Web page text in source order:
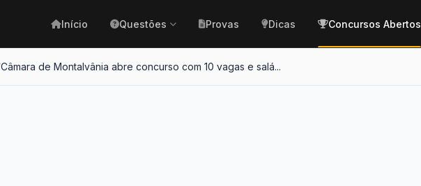
Início Questões Provas Dicas Concursos Abertos
Câmara de Montalvânia abre concurso com 10 vagas e salá...